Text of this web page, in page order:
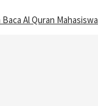
Al Quran Mahasiswa